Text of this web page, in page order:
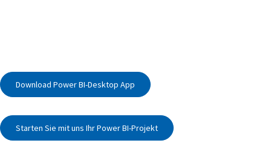
Download Power BI-Desktop App
Starten Sie mit uns Ihr Power BI-Projekt